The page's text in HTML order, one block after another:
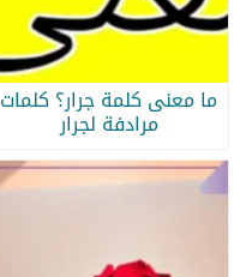
ما معنى كلمة جرار؟ كلمات
مرادفة لجرار